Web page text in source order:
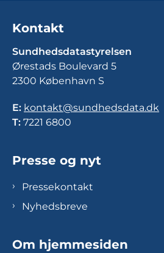
Kontakt
Sundhedsdatastyrelsen
Ørestads Boulevard 5
2300 København S
E: kontakt@sundhedsdata.dk
T: 7221 6800
Presse og nyt
Pressekontakt
Nyhedsbreve
Om hjemmesiden